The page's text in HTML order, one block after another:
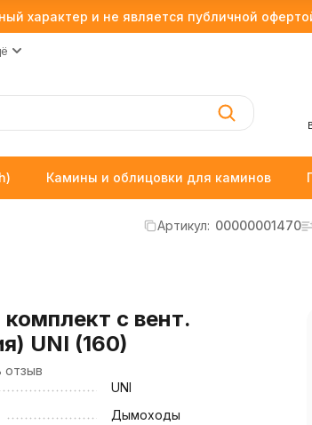
характер и не является публичной
Камины и облицовки для каминов
Артикул: 00000001470
с вент.
UNI (160)
отзыв
UNI
Дымоходы